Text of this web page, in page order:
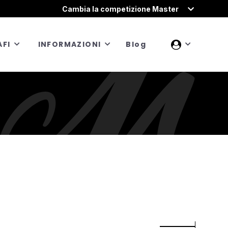
Cambia la competizione Master
INFORMAZIONI Blog